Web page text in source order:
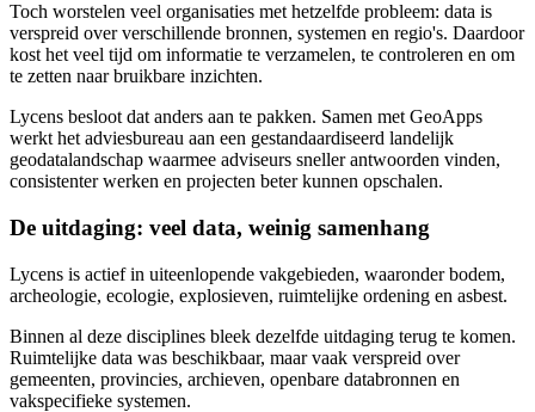
Toch worstelen veel organisaties met hetzelfde probleem: data is
verspreid over verschillende bronnen, systemen en regio's. Daardoor
kost het veel tijd om informatie te verzamelen, te controleren en om
te zetten naar bruikbare inzichten.
Lycens besloot dat anders aan te pakken. Samen met GeoApps
werkt het adviesbureau aan een gestandaardiseerd landelijk
geodatalandschap waarmee adviseurs sneller antwoorden vinden,
consistenter werken en projecten beter kunnen opschalen.
De uitdaging: veel data, weinig samenhang
Lycens is actief in uiteenlopende vakgebieden, waaronder bodem,
archeologie, ecologie, explosieven, ruimtelijke ordening en asbest.
Binnen al deze disciplines bleek dezelfde uitdaging terug te komen.
Ruimtelijke data was beschikbaar, maar vaak verspreid over
gemeenten, provincies, archieven, openbare databronnen en
vakspecifieke systemen.